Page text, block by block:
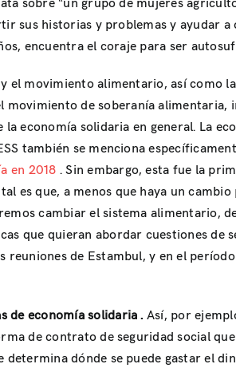
sobre “un grupo de mujeres
sus historias y problemas y ayudar
encuentra el coraje para ser
y el movimiento alimentario, así como
de soberanía alimentaria,
economía solidaria en general. La
también se menciona
en 2018 . Sin embargo, esta fue la
es que, a menos que haya un
cambiar el sistema alimentario,
que quieran abordar cuestiones
de Estambul, y en el
de economía solidaria . Así, por
de contrato de seguridad social
dónde se puede gastar el